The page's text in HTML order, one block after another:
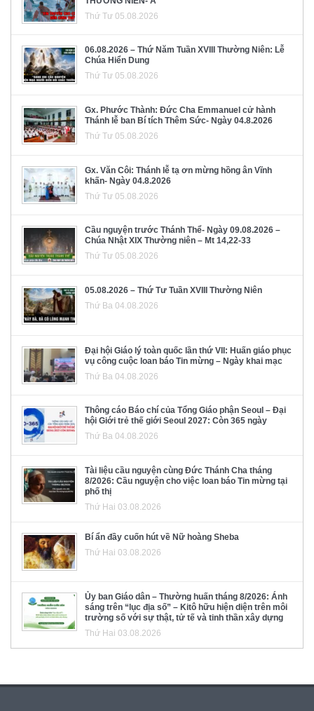
Thứ Tư 05.08.2026
06.08.2026 – Thứ Năm Tuần XVIII Thường Niên: Lễ
Chúa Hiển Dung
Thứ Tư 05.08.2026
Gx. Phước Thành: Đức Cha Emmanuel cử hành
Thánh lễ ban Bí tích Thêm Sức- Ngày 04.8.2026
Thứ Tư 05.08.2026
Gx. Văn Côi: Thánh lễ tạ ơn mừng hồng ân Vĩnh
khấn- Ngày 04.8.2026
Thứ Tư 05.08.2026
Cầu nguyện trước Thánh Thể- Ngày 09.08.2026 –
Chúa Nhật XIX Thường niên – Mt 14,22-33
Thứ Tư 05.08.2026
05.08.2026 – Thứ Tư Tuần XVIII Thường Niên
Thứ Ba 04.08.2026
Đại hội Giáo lý toàn quốc lần thứ VII: Huấn giáo phục
vụ công cuộc loan báo Tin mừng – Ngày khai mạc
Thứ Ba 04.08.2026
Thông cáo Báo chí của Tổng Giáo phận Seoul – Đại
hội Giới trẻ thế giới Seoul 2027: Còn 365 ngày
Thứ Ba 04.08.2026
Tài liệu cầu nguyện cùng Đức Thánh Cha tháng
8/2026: Cầu nguyện cho việc loan báo Tin mừng tại
phố thị
Thứ Hai 03.08.2026
Bí ẩn đầy cuốn hút về Nữ hoàng Sheba
Thứ Hai 03.08.2026
Ủy ban Giáo dân – Thường huấn tháng 8/2026: Ánh
sáng trên “lục địa số” – Kitô hữu hiện diện trên môi
trường số với sự thật, tử tế và tinh thần xây dựng
Thứ Hai 03.08.2026